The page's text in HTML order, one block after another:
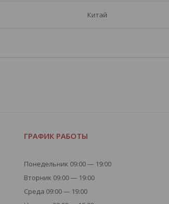
Китай
ГРАФИК РАБОТЫ
Понедельник 09:00 — 19:00
Вторник 09:00 — 19:00
Среда 09:00 — 19:00